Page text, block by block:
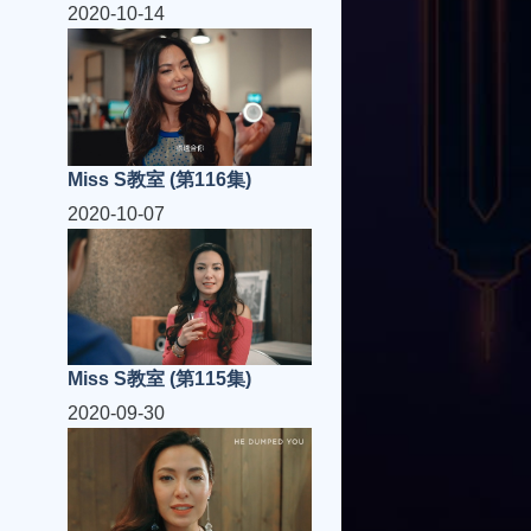
2020-10-14
Miss S教室 (第116集)
2020-10-07
Miss S教室 (第115集)
2020-09-30